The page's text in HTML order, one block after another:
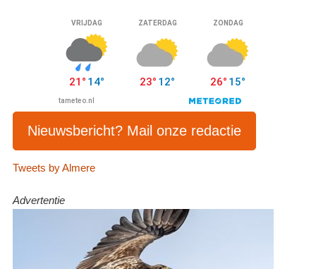
Nieuwsbericht? Mail onze redactie
Tweets by Almere
Advertentie